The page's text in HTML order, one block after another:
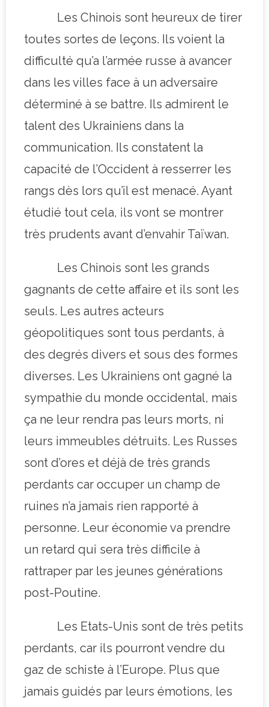
Les Chinois sont heureux de tirer
toutes sortes de leçons. Ils voient la
difficulté qu’a l’armée russe à avancer
dans les villes face à un adversaire
déterminé à se battre. Ils admirent le
talent des Ukrainiens dans la
communication. Ils constatent la
capacité de l’Occident à resserrer les
rangs dès lors qu’il est menacé. Ayant
étudié tout cela, ils vont se montrer
très prudents avant d’envahir Taïwan.
Les Chinois sont les grands
gagnants de cette affaire et ils sont les
seuls. Les autres acteurs
géopolitiques sont tous perdants, à
des degrés divers et sous des formes
diverses. Les Ukrainiens ont gagné la
sympathie du monde occidental, mais
ça ne leur rendra pas leurs morts, ni
leurs immeubles détruits. Les Russes
sont d’ores et déjà de très grands
perdants car occuper un champ de
ruines n’a jamais rien rapporté à
personne. Leur économie va prendre
un retard qui sera très difficile à
rattraper par les jeunes générations
post-Poutine.
Les Etats-Unis sont de très petits
perdants, car ils pourront vendre du
gaz de schiste à l’Europe. Plus que
jamais guidés par leurs émotions, les